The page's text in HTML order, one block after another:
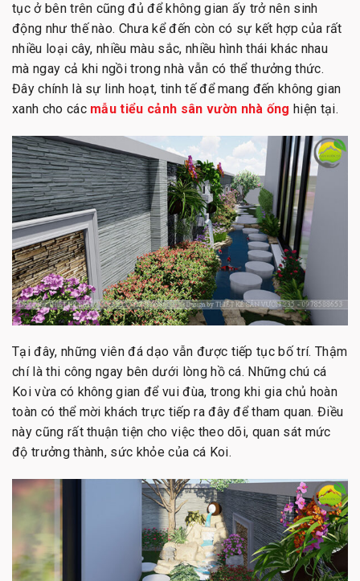
tục ở bên trên cũng đủ để không gian ấy trở nên sinh
động như thế nào. Chưa kể đến còn có sự kết hợp của rất
nhiều loại cây, nhiều màu sắc, nhiều hình thái khác nhau
mà ngay cả khi ngồi trong nhà vẫn có thể thưởng thức.
Đây chính là sự linh hoạt, tinh tế để mang đến không gian
xanh cho các mẫu tiểu cảnh sân vườn nhà ống hiện tại.
Tại đây, những viên đá dạo vẫn được tiếp tục bố trí. Thậm
chí là thi công ngay bên dưới lòng hồ cá. Những chú cá
Koi vừa có không gian để vui đùa, trong khi gia chủ hoàn
toàn có thể mời khách trực tiếp ra đây để tham quan. Điều
này cũng rất thuận tiện cho việc theo dõi, quan sát mức
độ trưởng thành, sức khỏe của cá Koi.